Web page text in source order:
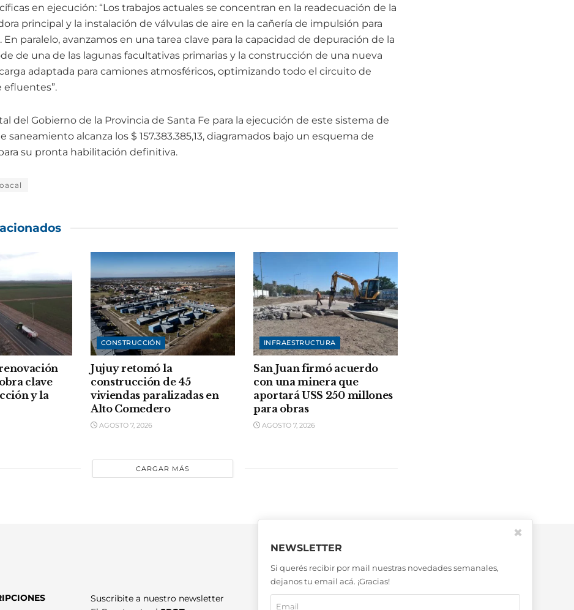
en ejecución: “Los trabajos actuales se concentran en la readecuación de la
principal y la instalación de válvulas de aire en la cañería de impulsión para
En paralelo, avanzamos en una tarea clave para la capacidad de depuración de la
de una de las lagunas facultativas primarias y la construcción de una nueva
adaptada para camiones atmosféricos, optimizando todo el circuito de
del Gobierno de la Provincia de Santa Fe para la ejecución de este sistema de
saneamiento alcanza los $ 157.383.385,13, diagramados bajo un esquema de
su pronta habilitación definitiva.
clave
y la
CONSTRUCCIÓN
Jujuy retomó la
construcción de 45
viviendas paralizadas en
Alto Comedero
AGOSTO 7, 2026
INFRAESTRUCTURA
San Juan firmó acuerdo
con una minera que
aportará USS 250 millones
para obras
AGOSTO 7, 2026
CARGAR MÁS
Suscribite a nuestro newsletter
NEWSLETTER
Si querés recibir por mail nuestras novedades semanales,
dejanos tu email acá. ¡Gracias!
✖